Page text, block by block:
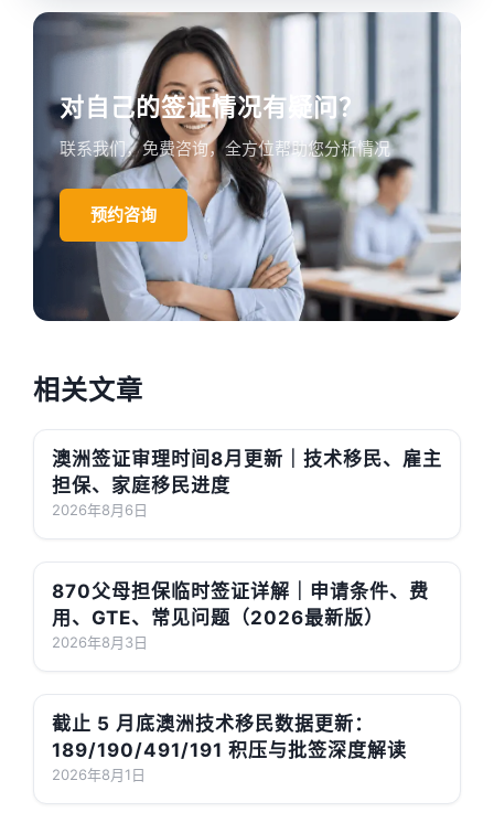
对自己的签证情况有疑问？
联系我们，免费咨询，全方位帮助您分析情况
预约咨询
相关文章
澳洲签证审理时间8月更新｜技术移民、雇主
担保、家庭移民进度
2026年8月6日
870父母担保临时签证详解｜申请条件、费
用、GTE、常见问题（2026最新版）
2026年8月3日
截止 5 月底澳洲技术移民数据更新：
189/190/491/191 积压与批签深度解读
2026年8月1日